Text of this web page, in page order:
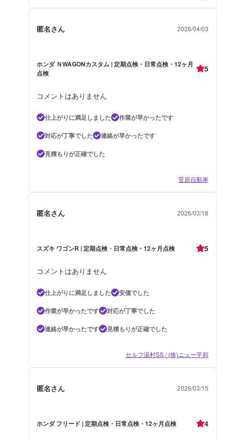
匿名さん 2026/04/03
ホンダ ＮWAGONカスタム | 定期点検・日常点検・12ヶ月
点検
5
コメントはありません
仕上がりに満足しました
作業が早かったです
対応が丁寧でした
連絡が早かったです
見積もりが正確でした
菅原自動車
匿名さん 2026/03/18
スズキ ワゴンR | 定期点検・日常点検・12ヶ月点検 5
コメントはありません
仕上がりに満足しました
安価でした
作業が早かったです
対応が丁寧でした
連絡が早かったです
見積もりが正確でした
セルフ湯村SS / (株)ニュー平和
匿名さん 2026/03/15
ホンダ フリード | 定期点検・日常点検・12ヶ月点検 4